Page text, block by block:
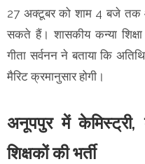
27 अक्टूबर को शाम 4 बजे तक
सकते हैं। शासकीय कन्या शिक्षा
गीता सर्वनन ने बताया कि
मैरिट क्रमानुसार होगी।
अनूपपुर में केमिस्ट्री,
शिक्षकों की भर्ती